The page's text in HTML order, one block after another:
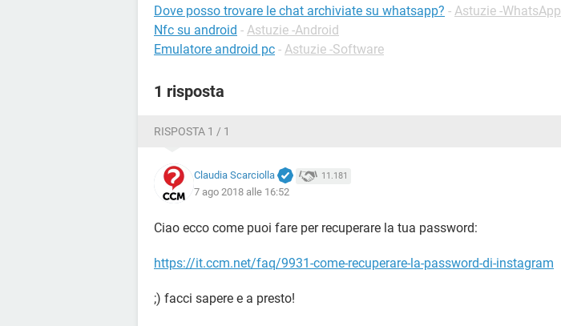
Dove posso trovare le chat archiviate su whatsapp? - Astuzie -WhatsApp
Nfc su android - Astuzie -Android
Emulatore android pc - Astuzie -Software
1 risposta
RISPOSTA 1 / 1
Claudia Scarciolla 11.181
7 ago 2018 alle 16:52
Ciao ecco come puoi fare per recuperare la tua password:
https://it.ccm.net/faq/9931-come-recuperare-la-password-di-instagram
;) facci sapere e a presto!